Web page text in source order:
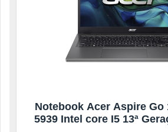
Notebook Acer Aspire Go
5939 Intel core I5 13ª